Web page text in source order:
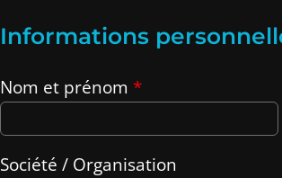
Informations
Nom et prénom *
Société / Organisation